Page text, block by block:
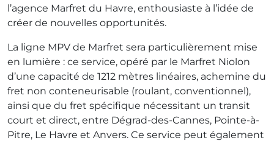
l’agence Marfret du Havre, enthousiaste à l’idée de
créer de nouvelles opportunités.
La ligne MPV de Marfret sera particulièrement mise
en lumière : ce service, opéré par le Marfret Niolon
d’une capacité de 1212 mètres linéaires, achemine du
fret non conteneurisable (roulant, conventionnel),
ainsi que du fret spécifique nécessitant un transit
court et direct, entre Dégrad-des-Cannes, Pointe-à-
Pitre, Le Havre et Anvers. Ce service peut également